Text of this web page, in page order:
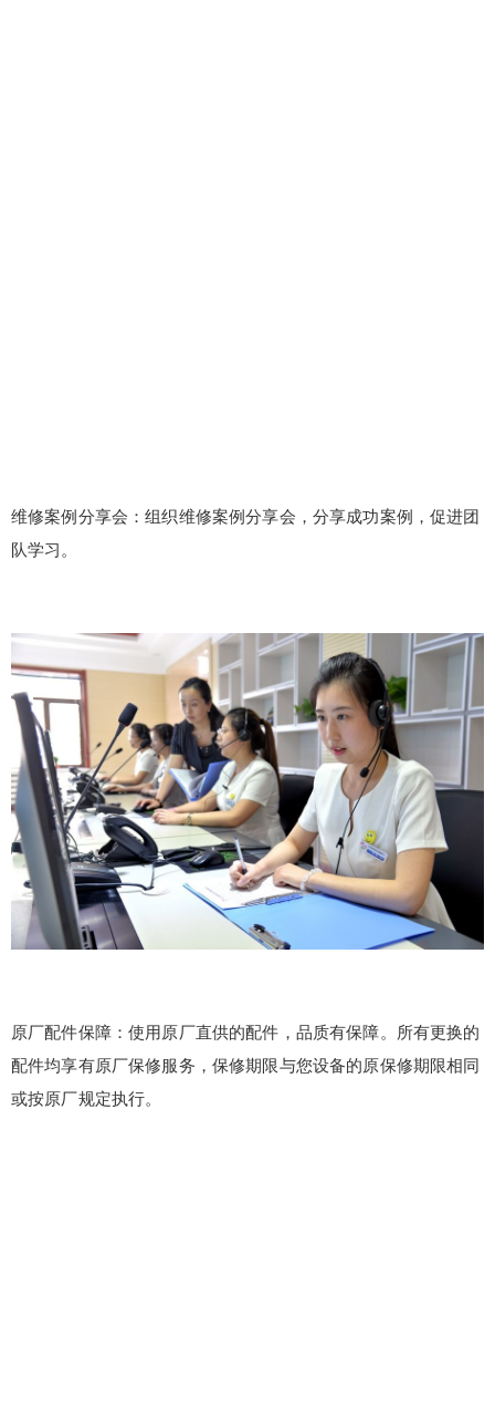
维修案例分享会：组织维修案例分享会，分享成功案例，促进团
队学习。
原厂配件保障：使用原厂直供的配件，品质有保障。所有更换的
配件均享有原厂保修服务，保修期限与您设备的原保修期限相同
或按原厂规定执行。